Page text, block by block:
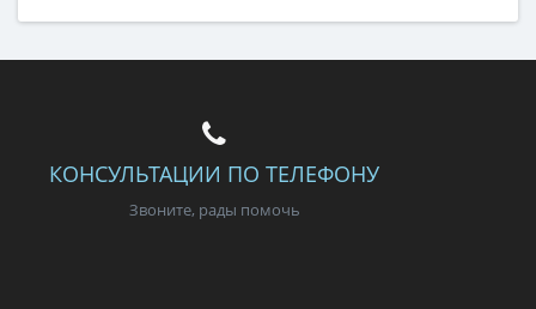
Цвет
кремовый,светлый
КОНСУЛЬТАЦИИ ПО ТЕЛЕФОНУ
Звоните, рады помочь